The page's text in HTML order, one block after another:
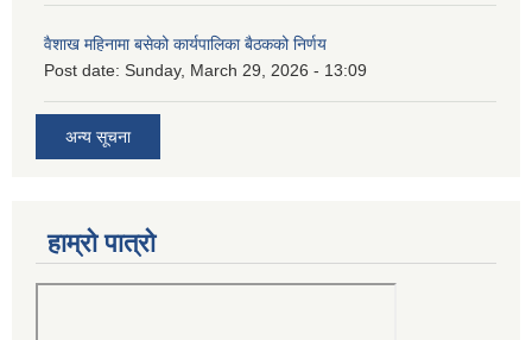
वैशाख महिनामा बसेको कार्यपालिका बैठकको निर्णय
Post date: Sunday, March 29, 2026 - 13:09
अन्य सूचना
हाम्रो पात्रो